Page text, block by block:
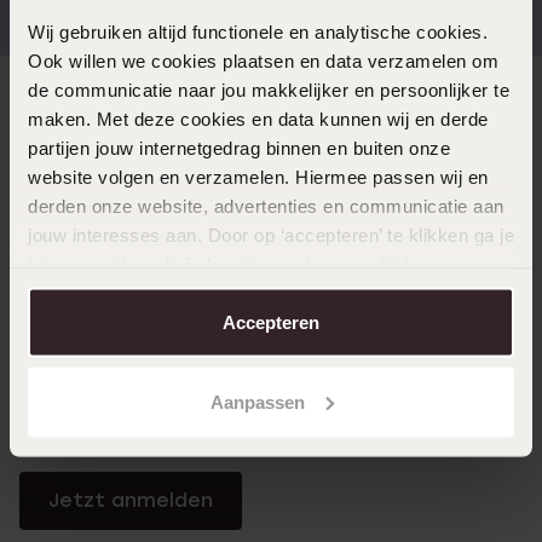
Wij gebruiken altijd functionele en analytische cookies.
Ook willen we cookies plaatsen en data verzamelen om
de communicatie naar jou makkelijker en persoonlijker te
maken. Met deze cookies en data kunnen wij en derde
partijen jouw internetgedrag binnen en buiten onze
website volgen en verzamelen. Hiermee passen wij en
derden onze website, advertenties en communicatie aan
jouw interesses aan. Door op ‘accepteren’ te klikken ga je
aanpassen. Lees er meer over in onscookiebeleid.
Accepteren
Aanpassen
Über Lucardi
LUCARDI MITGLIED
Werde Mitglied und erhalte immer mindestens 10%
Jetzt anmelden